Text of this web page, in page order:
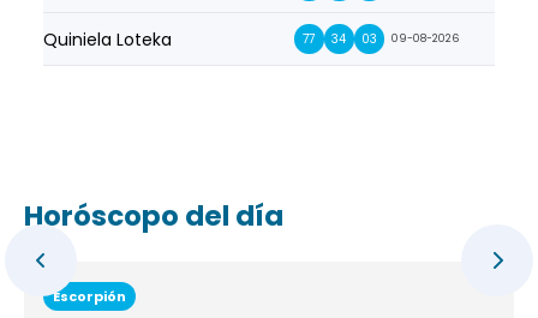
Quiniela Loteka 77 34 03 09-08-2026
Horóscopo del día
Escorpión